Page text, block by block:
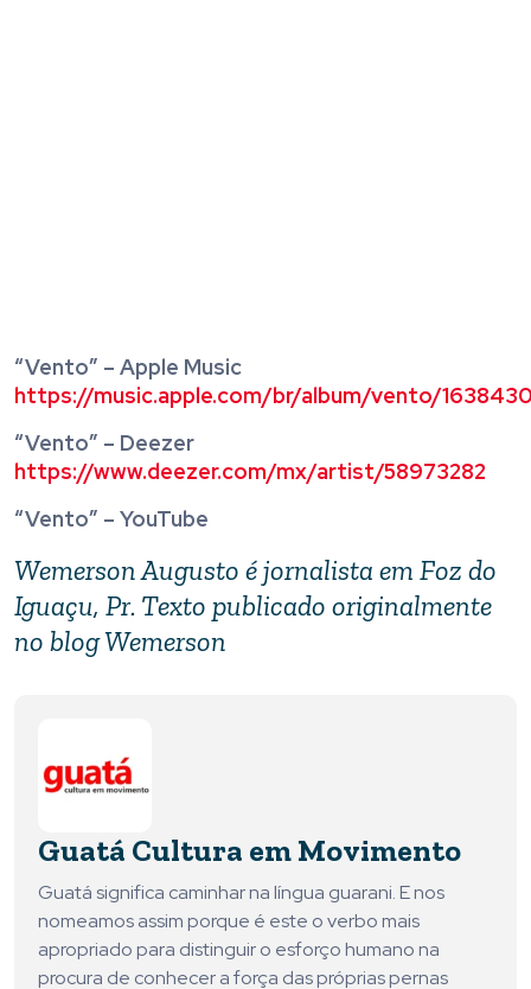
“Vento” – Apple Music
https://music.apple.com/br/album/vento/
“Vento” – Deezer
https://www.deezer.com/mx/artist/58973282
“Vento” – YouTube
Wemerson Augusto é jornalista em Foz do
Iguaçu, Pr. Texto publicado originalmente
no blog Wemerson
Guatá Cultura em Movimento
Guatá significa caminhar na língua guarani. E nos
nomeamos assim porque é este o verbo mais
apropriado para distinguir o esforço humano na
procura de conhecer a força das próprias pernas